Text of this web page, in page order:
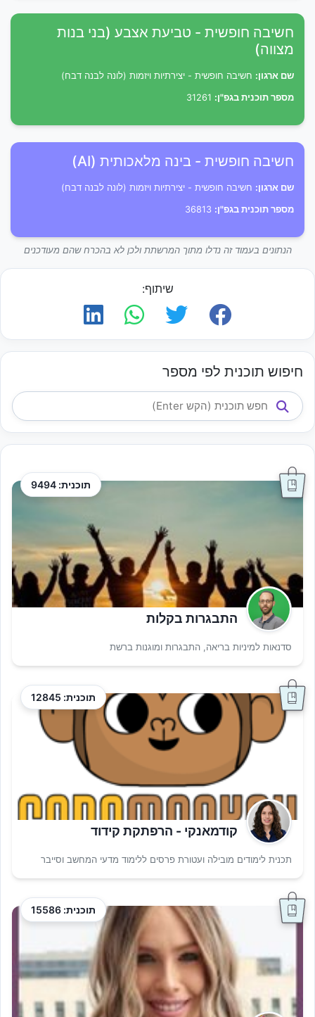
חשיבה חופשית - טביעת אצבע (בני בנות
מצווה)
שם ארגון: חשיבה חופשית - יצירתיות ויזמות (לונה לבנה דבח)
מספר תוכנית בגפ"ן:
חשיבה חופשית - בינה מלאכותית (AI)
שם ארגון: חשיבה חופשית - יצירתיות ויזמות (לונה לבנה דבח)
מספר תוכנית בגפ"ן:
הנתונים בעמוד זה נדלו מתוך המרשתת ולכן לא בהכרח שהם מעודכנים
שיתוף:
חיפוש תוכנית לפי מספר
תוכנית: 9494
התבגרות בקלות
סדנאות למיניות בריאה, התבגרות ומוגנות ברשת
תוכנית: 12845
קודמאנקי - הרפתקת קידוד
תכנית לימודים מובילה ועטורת פרסים ללימוד מדעי המחשב וסייבר
תוכנית: 15586